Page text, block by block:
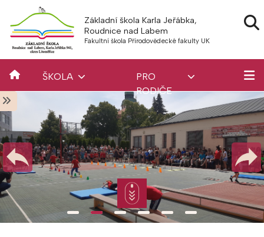
Základní škola Karla Jeřábka,
Roudnice nad Labem
Fakultní škola Přírodovědecké fakulty UK
ŠKOLA
PRO
RODIČE